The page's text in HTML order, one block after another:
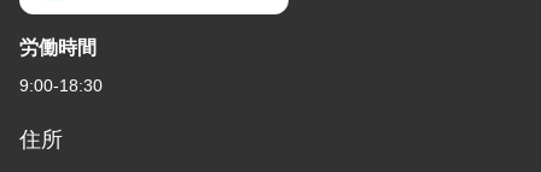
労働時間
9:00-18:30
住所